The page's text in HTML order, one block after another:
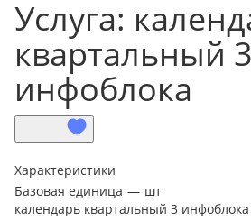
Услуга:
квартальный 3
инфоблока
Характеристики
Базовая единица — шт
календарь квартальный 3 инфоблока